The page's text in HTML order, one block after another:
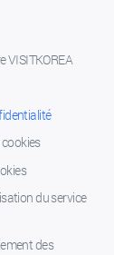
VISITKOREA
du service
des